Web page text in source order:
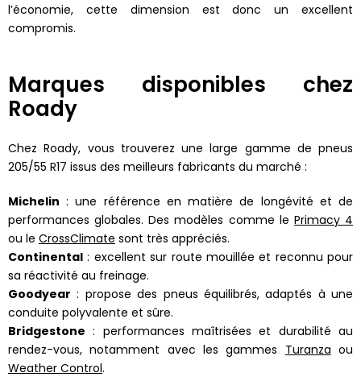
l’économie, cette dimension est donc un excellent
compromis.
Marques disponibles chez
Roady
Chez Roady, vous trouverez une large gamme de pneus
205/55 R17 issus des meilleurs fabricants du marché :
Michelin : une référence en matière de longévité et de
performances globales. Des modèles comme le Primacy 4
ou le CrossClimate sont très appréciés.
Continental : excellent sur route mouillée et reconnu pour
sa réactivité au freinage.
Goodyear : propose des pneus équilibrés, adaptés à une
conduite polyvalente et sûre.
Bridgestone : performances maîtrisées et durabilité au
rendez-vous, notamment avec les gammes Turanza ou
Weather Control.